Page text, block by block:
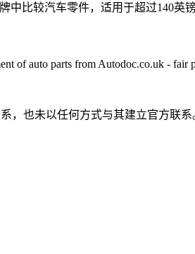
比较汽车零件，适用于超过140英
of auto parts from Autodoc.co.uk -
，也未以任何方式与其建立官方联